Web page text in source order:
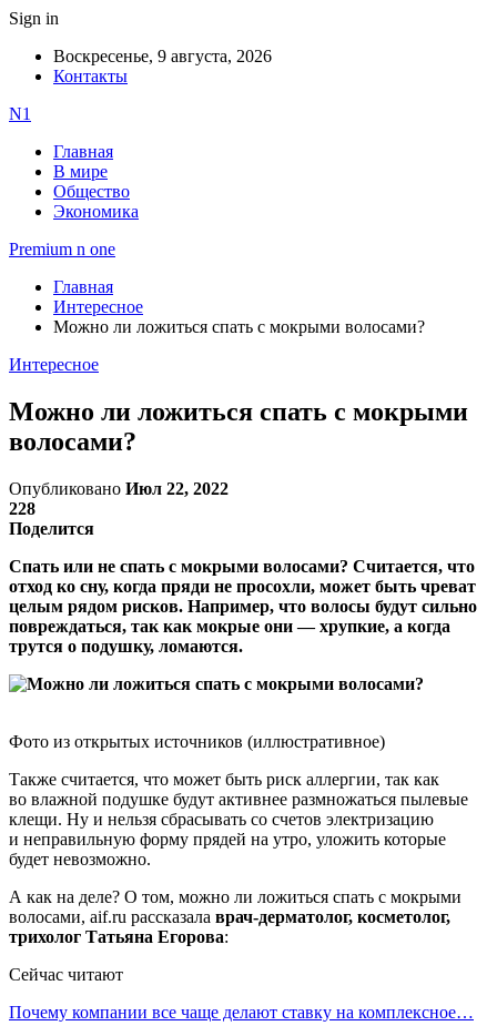
Sign in
Воскресенье, 9 августа, 2026
Контакты
N1
Главная
В мире
Общество
Экономика
Premium n one
Главная
Интересное
Можно ли ложиться спать с мокрыми волосами?
Интересное
Можно ли ложиться спать с мокрыми
волосами?
Опубликовано Июл 22, 2022
228
Поделится
Спать или не спать с мокрыми волосами? Считается, что
отход ко сну, когда пряди не просохли, может быть чреват
целым рядом рисков. Например, что волосы будут сильно
повреждаться, так как мокрые они — хрупкие, а когда
трутся о подушку, ломаются.
Фото из открытых источников (иллюстративное)
Также считается, что может быть риск аллергии, так как
во влажной подушке будут активнее размножаться пылевые
клещи. Ну и нельзя сбрасывать со счетов электризацию
и неправильную форму прядей на утро, уложить которые
будет невозможно.
А как на деле? О том, можно ли ложиться спать с мокрыми
волосами, aif.ru рассказала врач-дерматолог, косметолог,
трихолог Татьяна Егорова:
Сейчас читают
Почему компании все чаще делают ставку на комплексное…